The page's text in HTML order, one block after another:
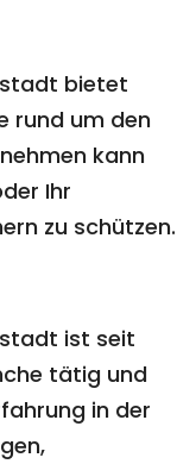
bietet
rund um den
kann
Ihr
zu schützen.
ist seit
tätig und
in der